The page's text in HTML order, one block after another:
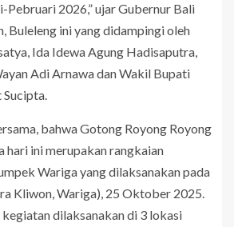
Pebruari 2026,” ujar Gubernur Bali
Buleleng ini yang didampingi oleh
Ida Idewa Agung Hadisaputra,
Adi Arnawa dan Wakil Bupati
Sucipta.
bahwa Gotong Royong Royong
hari ini merupakan rangkaian
Wariga yang dilaksanakan pada
Kliwon, Wariga), 25 Oktober 2025.
dilaksanakan di 3 lokasi